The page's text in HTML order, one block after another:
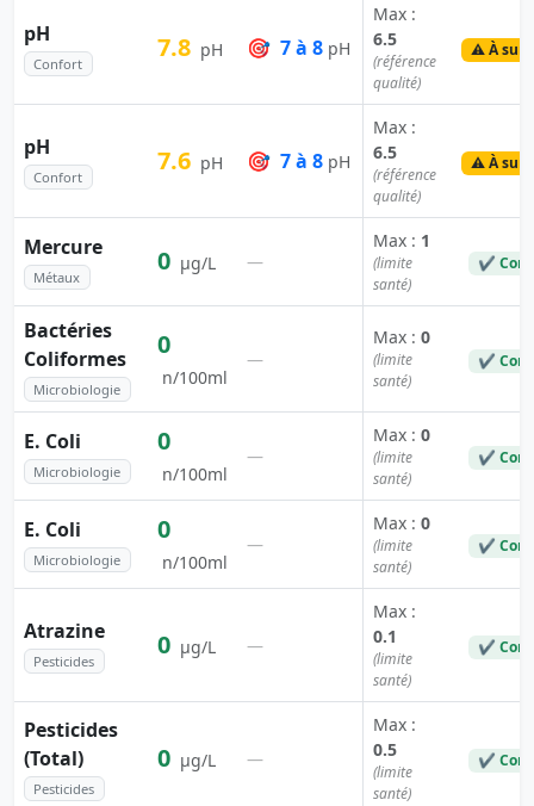
pH
Confort
7.8 pH 🎯 7 à 8 pH
Max :
6.5
(référence
qualité)
⚠️ À
pH
Confort
7.6 pH 🎯 7 à 8 pH
Max :
6.5
(référence
qualité)
⚠️ À
Mercure
Métaux
0 µg/L —
Max : 1
(limite
santé)
✔
Bactéries
Coliformes
Microbiologie
0
n/100ml
—
Max : 0
(limite
santé)
✔
E. Coli
Microbiologie
0
n/100ml
—
Max : 0
(limite
santé)
✔
E. Coli
Microbiologie
0
n/100ml
—
Max : 0
(limite
santé)
✔
Atrazine
Pesticides
0 µg/L —
Max :
0.1
(limite
santé)
✔
Pesticides
(Total)
Pesticides
0 µg/L —
Max :
0.5
(limite
santé)
✔